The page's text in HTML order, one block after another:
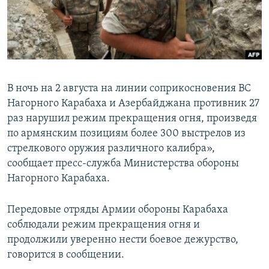
Հայերեն
English
Все сайты Радио Азатутюн
В ночь на 2 августа на линии соприкосновения ВС
Нагорного Карабаха и Азербайджана противник 27
раз нарушил режим прекращения огня, произведя
по армянским позициям более 300 выстрелов из
стрелкового оружия различного калибра»,
сообщает пресс-служба Министерства обороны
Нагорного Карабаха.
Передовые отряды Армии обороны Карабаха
соблюдали режим прекращения огня и
продолжили уверенно нести боевое дежурство,
говорится в сообщении.